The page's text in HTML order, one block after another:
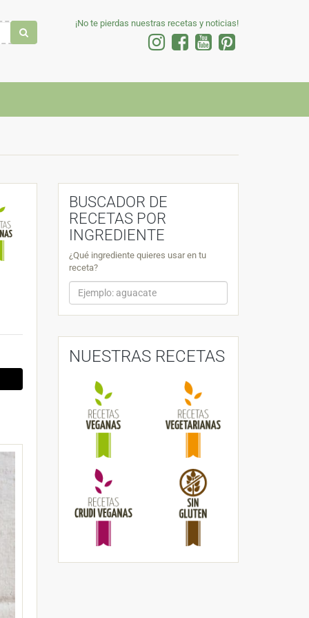
¡No te pierdas nuestras recetas y noticias!
BUSCADOR DE
RECETAS POR
INGREDIENTE
¿Qué ingrediente quieres usar en tu
receta?
NUESTRAS RECETAS